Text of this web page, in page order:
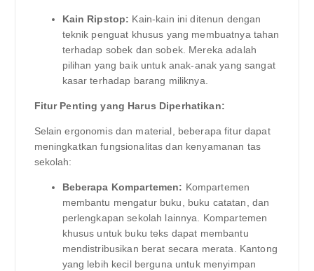
Kain Ripstop: Kain-kain ini ditenun dengan
teknik penguat khusus yang membuatnya tahan
terhadap sobek dan sobek. Mereka adalah
pilihan yang baik untuk anak-anak yang sangat
kasar terhadap barang miliknya.
Fitur Penting yang Harus Diperhatikan:
Selain ergonomis dan material, beberapa fitur dapat
meningkatkan fungsionalitas dan kenyamanan tas
sekolah:
Beberapa Kompartemen: Kompartemen
membantu mengatur buku, buku catatan, dan
perlengkapan sekolah lainnya. Kompartemen
khusus untuk buku teks dapat membantu
mendistribusikan berat secara merata. Kantong
yang lebih kecil berguna untuk menyimpan